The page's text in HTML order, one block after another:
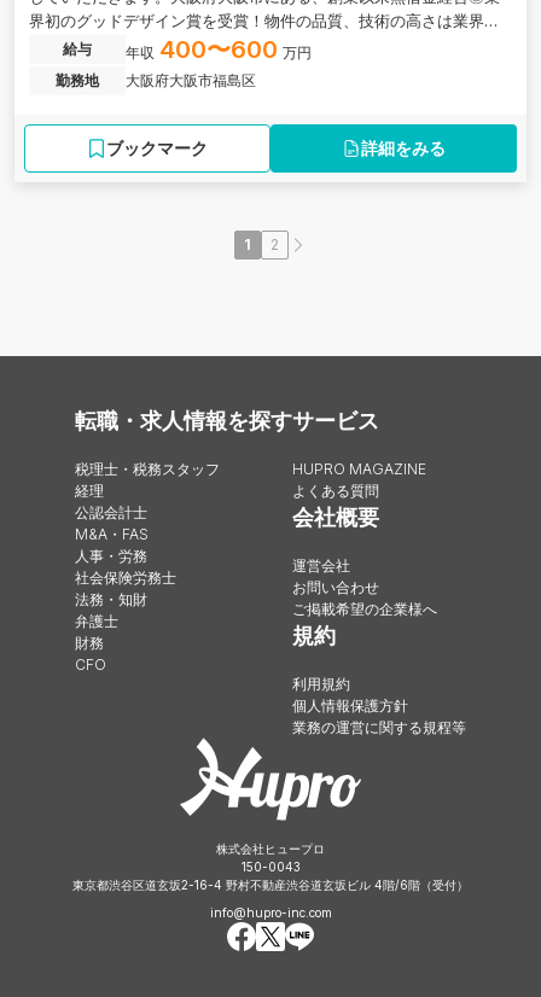
界初のグッドデザイン賞を受賞！物件の品質、技術の高さは業界で
も屈指の評判をもつ総合不動産企業の求人です。
給与 年収 400〜600 万円
勤務地
大阪府大阪市福島区
ブックマーク 詳細をみる
1 2
転職・求人情報を探す
税理士・税務スタッフ
経理
公認会計士
M&A・FAS
人事・労務
社会保険労務士
法務・知財
弁護士
財務
CFO
サービス
HUPRO MAGAZINE
よくある質問
会社概要
運営会社
お問い合わせ
ご掲載希望の企業様へ
規約
利用規約
個人情報保護方針
業務の運営に関する規程等
株式会社ヒュープロ
150-0043
東京都渋谷区道玄坂2-16-4 野村不動産渋谷道玄坂ビル 4階/6階（受付）
info@hupro-inc.com